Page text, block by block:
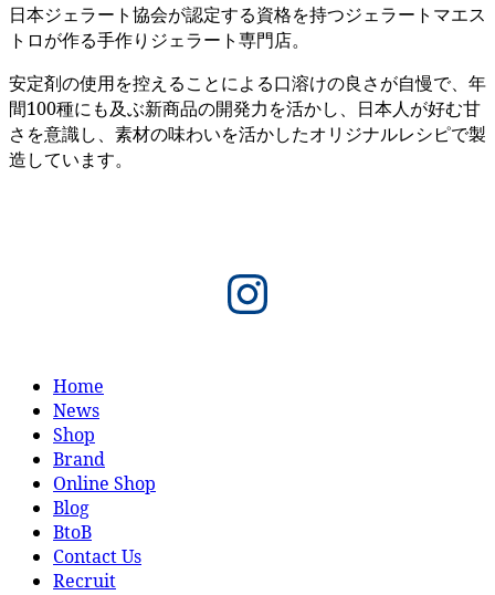
日本ジェラート協会が認定する資格を持つジェラートマエス
トロが作る手作りジェラート専門店。
安定剤の使用を控えることによる口溶けの良さが自慢で、年
間100種にも及ぶ新商品の開発力を活かし、日本人が好む甘
さを意識し、素材の味わいを活かしたオリジナルレシピで製
造しています。
Instagram
Home
News
Shop
Brand
Online Shop
Blog
BtoB
Contact Us
Recruit